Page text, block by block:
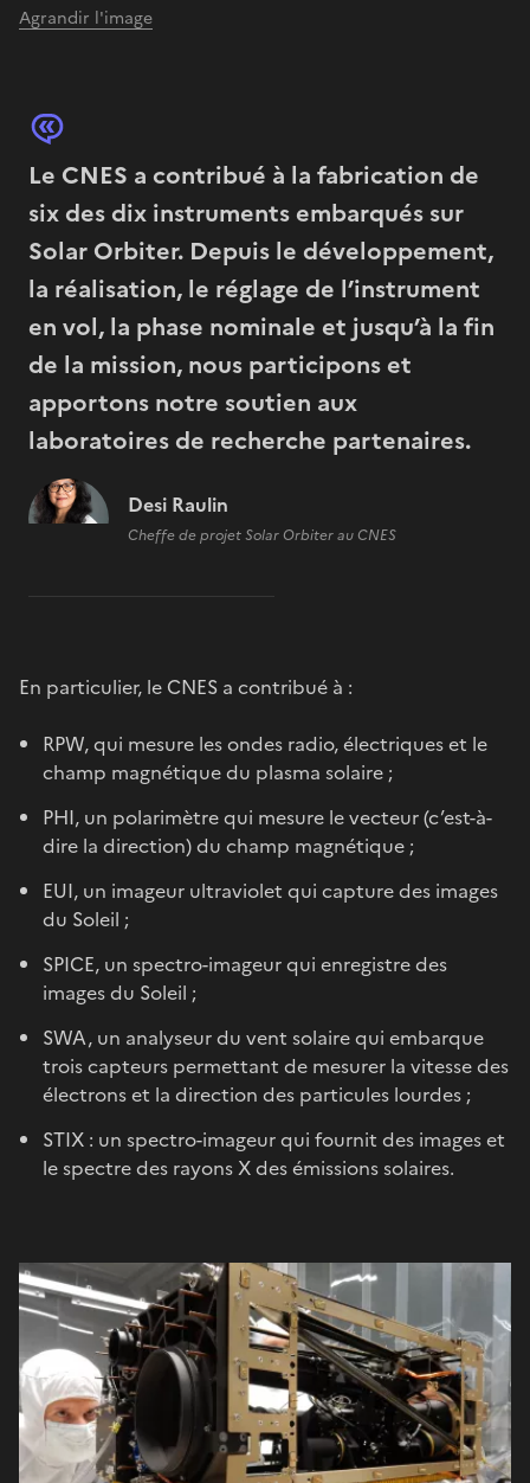
Agrandir l'image
Le CNES a contribué à la fabrication de
six des dix instruments embarqués sur
Solar Orbiter. Depuis le développement,
la réalisation, le réglage de l’instrument
en vol, la phase nominale et jusqu’à la fin
de la mission, nous participons et
apportons notre soutien aux
laboratoires de recherche partenaires.
Desi Raulin
Cheffe de projet Solar Orbiter au CNES
En particulier, le CNES a contribué à :
RPW, qui mesure les ondes radio, électriques et le
champ magnétique du plasma solaire ;
PHI, un polarimètre qui mesure le vecteur (c’est-à-
dire la direction) du champ magnétique ;
EUI, un imageur ultraviolet qui capture des images
du Soleil ;
SPICE, un spectro-imageur qui enregistre des
images du Soleil ;
SWA, un analyseur du vent solaire qui embarque
trois capteurs permettant de mesurer la vitesse des
électrons et la direction des particules lourdes ;
STIX : un spectro-imageur qui fournit des images et
le spectre des rayons X des émissions solaires.